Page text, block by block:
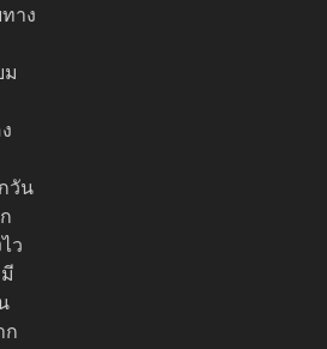
าง
ม
วัน
ว
ก